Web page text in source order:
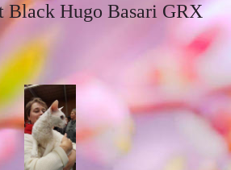
Black Hugo Basari GRX